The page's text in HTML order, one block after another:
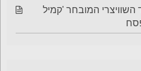
המובחר 'קמיל